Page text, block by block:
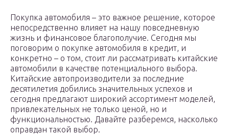
Покупка автомобиля – это важное решение, которое
непосредственно влияет на нашу повседневную
жизнь и финансовое благополучие. Сегодня мы
поговорим о покупке автомобиля в кредит, и
конкретно – о том, стоит ли рассматривать китайские
автомобили в качестве потенциального выбора.
Китайские автопроизводители за последние
десятилетия добились значительных успехов и
сегодня предлагают широкий ассортимент моделей,
привлекательных не только ценой, но и
функциональностью. Давайте разберемся, насколько
оправдан такой выбор.